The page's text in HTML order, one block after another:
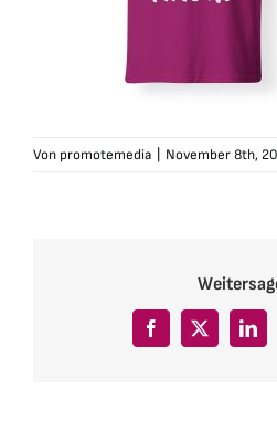
Von promotemedia November 8th,
Facebook
X